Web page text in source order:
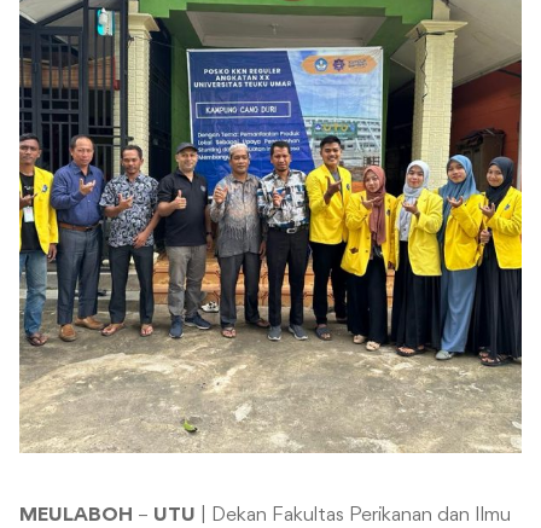
MEULABOH – UTU | Dekan Fakultas Perikanan dan Ilmu